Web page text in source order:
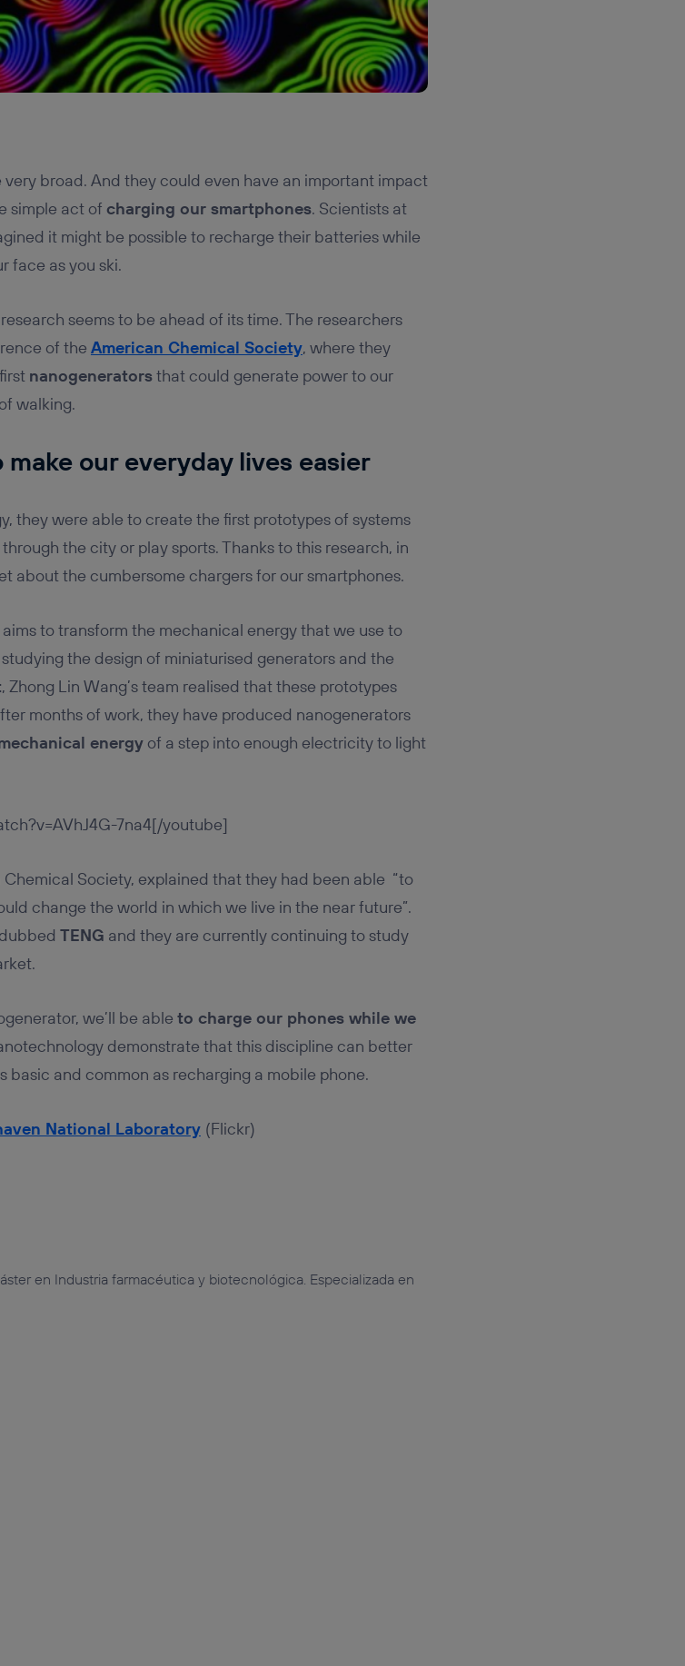
broad. And they could even have an important impact
simple act of charging our smartphones. Scientists at
it might be possible to recharge their batteries while
face as you ski.
seems to be ahead of its time. The researchers
of the American Chemical Society, where they
nanogeneratorsthat could generate power to our
walking.
our everyday lives easier
they were able to create the first prototypes of systems
the city or play sports. Thanks to this research, in
about the cumbersome chargers for our smartphones.
to transform the mechanical energy that we use to
the design of miniaturised generators and the
, Zhong Lin Wang’s team realised that these prototypes
months of work, they have produced nanogenerators
energyof a step into enough electricity to light
7na4[/youtube]
Society, explained that they had been able “to
change the world in which we live in the near future”.
TENG and they are currently continuing to study
we’ll be able to charge our phones while we
demonstrate that this discipline can better
basic and common as recharging a mobile phone.
National Laboratory (Flickr)
en Industria farmacéutica y biotecnológica. Especializada en